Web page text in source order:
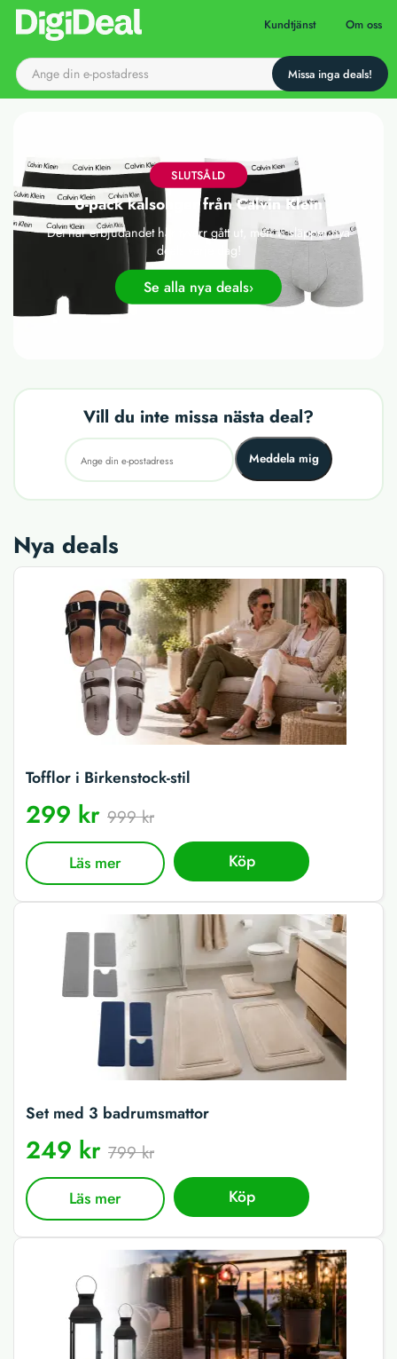
Till startsidan Kundtjänst Om oss
SLUTSÅLD
6-pack kalsonger från Calvin Klein
Det här erbjudandet har tyvärr gått ut, men vi släpper nya
deals varje dag!
Se alla nya deals
Vill du inte missa nästa deal?
Meddela mig
Nya deals
Tofflor i Birkenstock-stil
299 kr 999 kr
Läs mer Köp
Set med 3 badrumsmattor
249 kr 799 kr
Läs mer Köp